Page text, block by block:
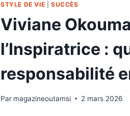
STYLE DE VIE SUCCÈS
Viviane
l’Inspiratrice :
responsabilité
Par magazineoutamsi 2 mars 2026